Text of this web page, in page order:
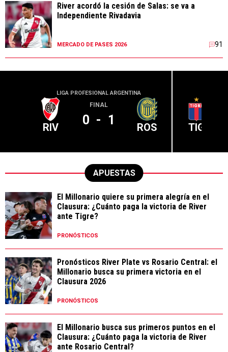
River acordó la cesión de Salas: se va a
Independiente Rivadavia
MERCADO DE PASES 2026 91
LIGA PROFESIONAL ARGENTINA
RIV
FINAL
0 - 1 ROS TIG
APUESTAS
El Millonario quiere su primera alegría en el
Clausura: ¿Cuánto paga la victoria de River
ante Tigre?
PRONÓSTICOS
Pronósticos River Plate vs Rosario Central: el
Millonario busca su primera victoria en el
Clausura 2026
PRONÓSTICOS
El Millonario busca sus primeros puntos en el
Clausura: ¿Cuánto paga la victoria de River
ante Rosario Central?